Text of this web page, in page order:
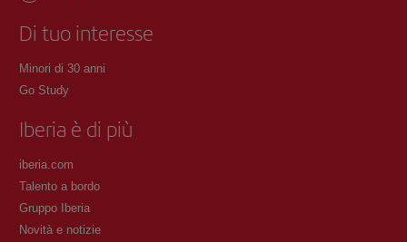
Di tuo interesse
Minori di 30 anni
Go Study
Iberia è di più
iberia.com
Talento a bordo
Gruppo Iberia
Novità e notizie